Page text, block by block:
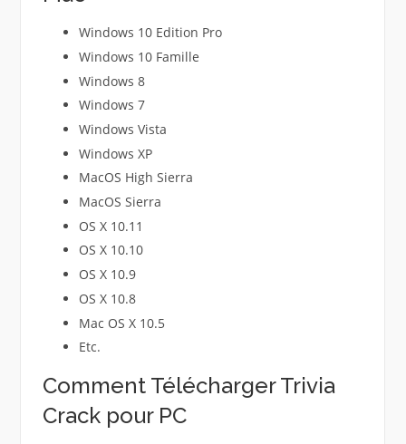
Windows 10 Edition Pro
Windows 10 Famille
Windows 8
Windows 7
Windows Vista
Windows XP
MacOS High Sierra
MacOS Sierra
OS X 10.11
OS X 10.10
OS X 10.9
OS X 10.8
Mac OS X 10.5
Etc.
Comment Télécharger Trivia
Crack pour PC